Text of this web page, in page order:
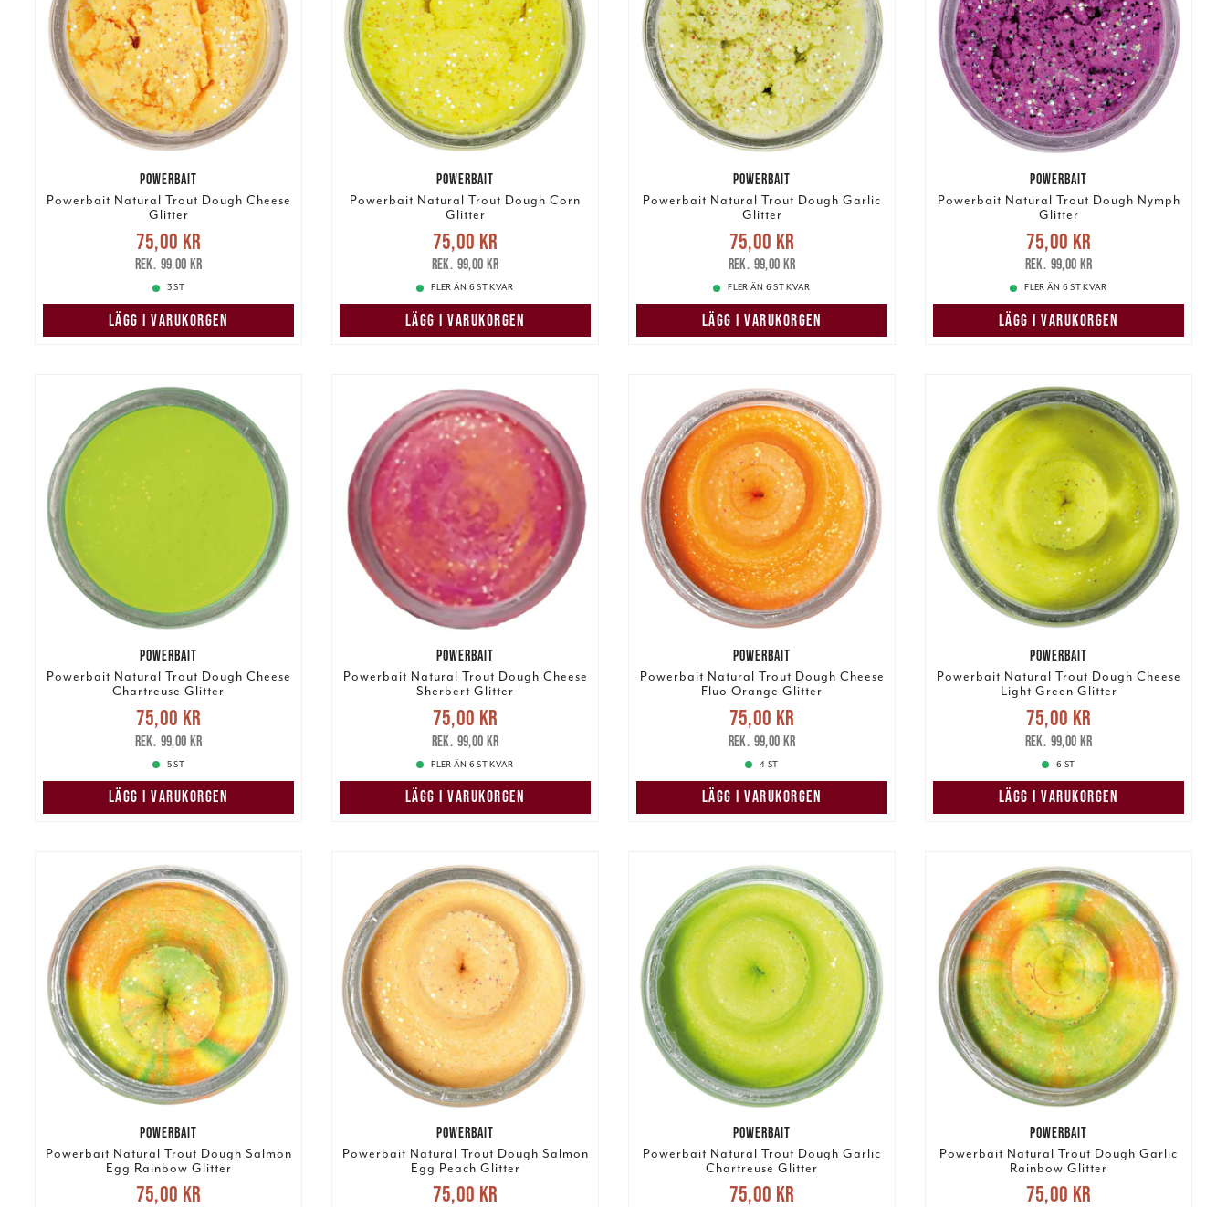
POWERBAIT
Powerbait Natural Trout Dough Cheese
Glitter
Nuvarande pris
Tidigare pris
75,00 kr
99,00 kr
3 ST
LÄGG I VARUKORGEN
POWERBAIT
Powerbait Natural Trout Dough Corn
Glitter
Nuvarande pris
Tidigare pris
75,00 kr
99,00 kr
FLER ÄN 6 ST KVAR
LÄGG I VARUKORGEN
POWERBAIT
Powerbait Natural Trout Dough Garlic
Glitter
Nuvarande pris
Tidigare pris
75,00 kr
99,00 kr
FLER ÄN 6 ST KVAR
LÄGG I VARUKORGEN
POWERBAIT
Powerbait Natural Trout Dough Nymph
Glitter
Nuvarande pris
Tidigare pris
75,00 kr
99,00 kr
FLER ÄN 6 ST KVAR
LÄGG I VARUKORGEN
POWERBAIT
Powerbait Natural Trout Dough Cheese
Chartreuse Glitter
Nuvarande pris
Tidigare pris
75,00 kr
99,00 kr
5 ST
LÄGG I VARUKORGEN
POWERBAIT
Powerbait Natural Trout Dough Cheese
Sherbert Glitter
Nuvarande pris
Tidigare pris
75,00 kr
99,00 kr
FLER ÄN 6 ST KVAR
LÄGG I VARUKORGEN
POWERBAIT
Powerbait Natural Trout Dough Cheese
Fluo Orange Glitter
Nuvarande pris
Tidigare pris
75,00 kr
99,00 kr
4 ST
LÄGG I VARUKORGEN
POWERBAIT
Powerbait Natural Trout Dough Cheese
Light Green Glitter
Nuvarande pris
Tidigare pris
75,00 kr
99,00 kr
6 ST
LÄGG I VARUKORGEN
POWERBAIT
Powerbait Natural Trout Dough Salmon
Egg Rainbow Glitter
Nuvarande pris
75,00 kr
POWERBAIT
Powerbait Natural Trout Dough Salmon
Egg Peach Glitter
Nuvarande pris
75,00 kr
POWERBAIT
Powerbait Natural Trout Dough Garlic
Chartreuse Glitter
Nuvarande pris
75,00 kr
POWERBAIT
Powerbait Natural Trout Dough Garlic
Rainbow Glitter
Nuvarande pris
75,00 kr